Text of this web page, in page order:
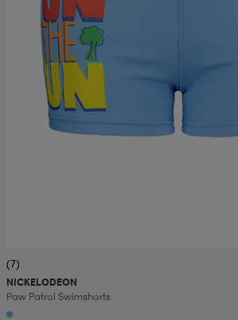
(7)
NICKELODEON
Paw Patrol Swimshorts